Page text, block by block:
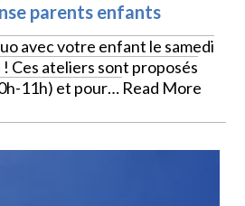
parents enfants
avec votre enfant le samedi
Ces ateliers sont proposés
11h) et pour… Read More